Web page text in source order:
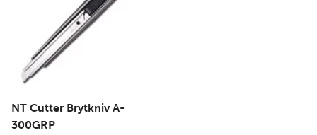
NT Cutter Brytkniv A-
300GRP